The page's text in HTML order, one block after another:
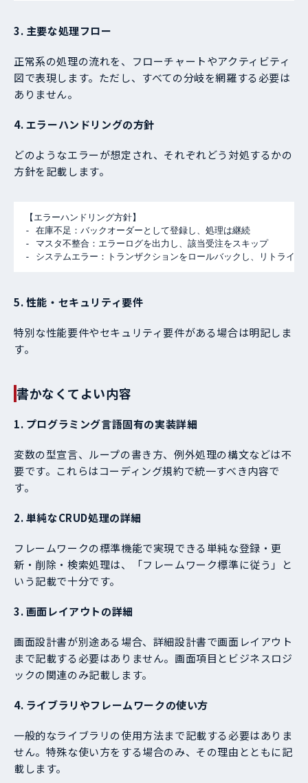
3. 主要な処理フロー
正常系の処理の流れを、フローチャートやアクティビティ
図で表現します。ただし、すべての分岐を網羅する必要は
ありません。
4. エラーハンドリングの方針
どのようなエラーが想定され、それぞれどう対処するかの
方針を記載します。
【エラーハンドリング方針】
- 在庫不足：バックオーダーとして登録し、処理は継続
- マスタ不整合：エラーログを出力し、該当受注をスキップ
- システムエラー：トランザクションをロールバックし、リトライ処
5. 性能・セキュリティ要件
特別な性能要件やセキュリティ要件がある場合は明記しま
す。
書かなくてよい内容
1. プログラミング言語固有の実装詳細
変数の型宣言、ループの書き方、例外処理の構文などは不
要です。これらはコーディング規約で統一すべき内容で
す。
2. 単純なCRUD処理の詳細
フレームワークの標準機能で実現できる単純な登録・更
新・削除・検索処理は、「フレームワーク標準に従う」と
いう記載で十分です。
3. 画面レイアウトの詳細
画面設計書が別途ある場合、詳細設計書で画面レイアウト
まで記載する必要はありません。画面項目とビジネスロジ
ックの関連のみ記載します。
4. ライブラリやフレームワークの使い方
一般的なライブラリの使用方法まで記載する必要はありま
せん。特殊な使い方をする場合のみ、その理由とともに記
載します。